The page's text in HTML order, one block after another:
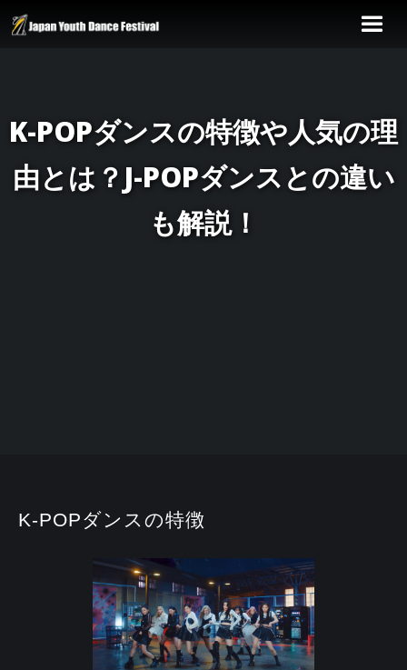
K-POPダンスの特徴や人気の理
由とは？J-POPダンスとの違い
も解説！
K-POPダンスの特徴